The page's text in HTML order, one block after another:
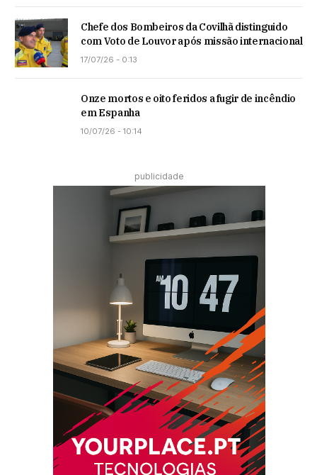
Chefe dos Bombeiros da Covilhã distinguido
com Voto de Louvor após missão internacional
17/07/26 - 0:13
Onze mortos e oito feridos a fugir de incêndio
em Espanha
10/07/26 - 10:14
publicidade